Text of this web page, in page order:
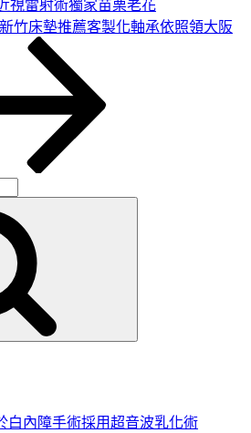
視雷射術獨家苗栗老花
竹床墊推薦客製化軸承依照領大阪
白內障手術採用超音波乳化術